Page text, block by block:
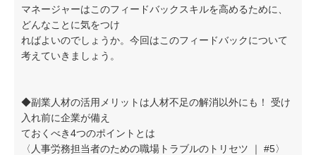
マネージャーはこのフィードバックスキルを高めるために、
どんなことに気をつけ
ればよいのでしょうか。今回はこのフィードバックについて
考えていきましょう。
◆副業人材の活用メリットは人材不足の解消以外にも！ 受け
入れ前に企業が備え
ておくべき4つのポイントとは
〈人事労務担当者のための職場トラブルのトリセツ ｜ #5〉